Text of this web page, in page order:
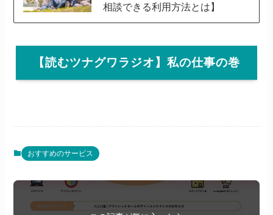
相談できる利用方法とは】
【読むツナグワラジオ】私の仕事の巻
おすすめのサービス